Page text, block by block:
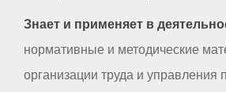
Знает и применяет в
нормативные и методические
организации труда и управления